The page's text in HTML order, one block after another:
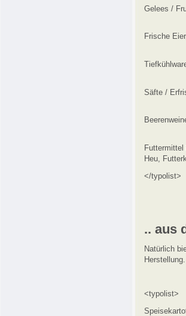
Gelees /
Frische
Säfte /
Heu,
</typolist>
.. aus
Natürlich
Herstellung.
<typolist>